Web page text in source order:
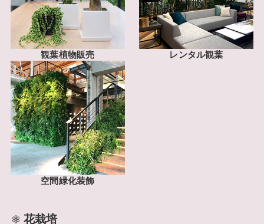
観葉植物販売 レンタル観葉
空間緑化装飾
花栽培